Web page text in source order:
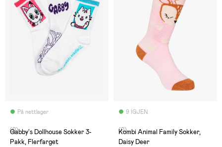
På nettlager
(0)
Gabby's Dollhouse Sokker 3-
Pakk, Flerfarget
9 IGJEN
(0)
Kombi Animal Family Sokker,
Daisy Deer